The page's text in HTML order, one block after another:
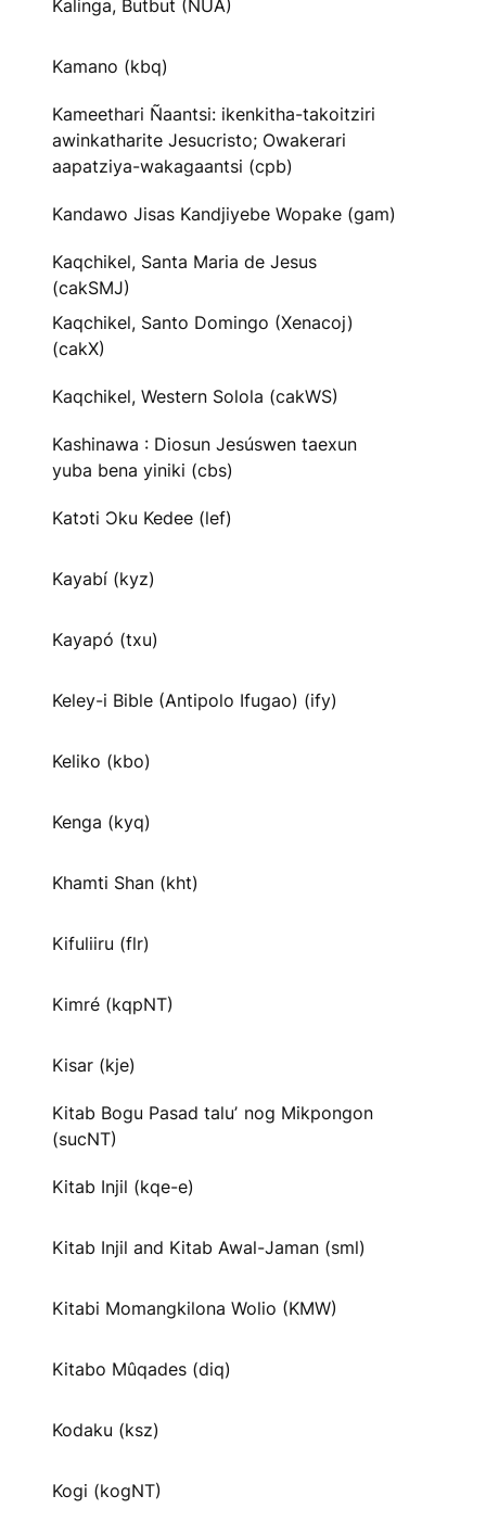
Kalinga, Butbut (NUA)
Kamano (kbq)
Kameethari Ñaantsi: ikenkitha-takoitziri
awinkatharite Jesucristo; Owakerari
aapatziya-wakagaantsi (cpb)
Kandawo Jisas Kandjiyebe Wopake (gam)
Kaqchikel, Santa Maria de Jesus
(cakSMJ)
Kaqchikel, Santo Domingo (Xenacoj)
(cakX)
Kaqchikel, Western Solola (cakWS)
Kashinawa : Diosun Jesúswen taexun
yuba bena yiniki (cbs)
Katɔti Ɔku Kedee (lef)
Kayabí (kyz)
Kayapó (txu)
Keley-i Bible (Antipolo Ifugao) (ify)
Keliko (kbo)
Kenga (kyq)
Khamti Shan (kht)
Kifuliiru (flr)
Kimré (kqpNT)
Kisar (kje)
Kitab Bogu Pasad taluʼ nog Mikpongon
(sucNT)
Kitab Injil (kqe-e)
Kitab Injil and Kitab Awal-Jaman (sml)
Kitabi Momangkilona Wolio (KMW)
Kitabo Mûqades (diq)
Kodaku (ksz)
Kogi (kogNT)